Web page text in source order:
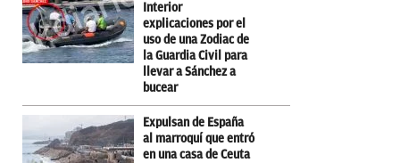
Interior
explicaciones por el
uso de una Zodiac de
la Guardia Civil para
llevar a Sánchez a
bucear
Expulsan de España
al marroquí que entró
en una casa de Ceuta